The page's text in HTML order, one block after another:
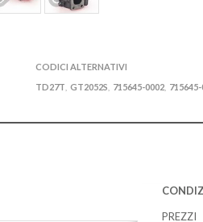
CODICI ALTERNATIVI
TD27T GT2052S 715645-0002
PREZZI